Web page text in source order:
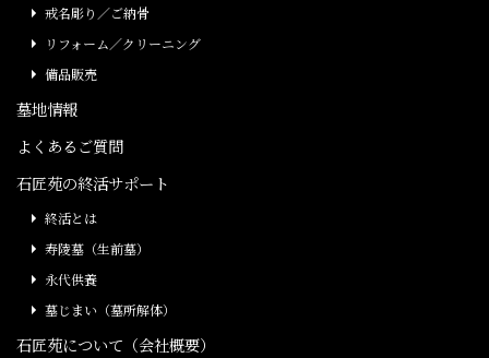
戒名彫り／ご納骨
リフォーム／クリーニング
備品販売
墓地情報
よくあるご質問
石匠苑の終活サポート
終活とは
寿陵墓（生前墓）
永代供養
墓じまい（墓所解体）
石匠苑について（会社概要）